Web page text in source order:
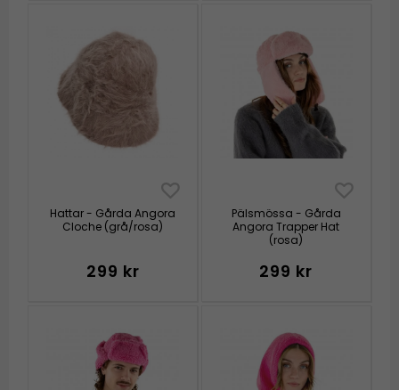
Hattar - Gårda Angora
Cloche (grå/rosa)
299 kr
Pälsmössa - Gårda
Angora Trapper Hat
(rosa)
299 kr